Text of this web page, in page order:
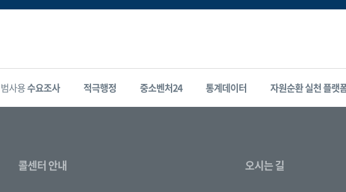
사용수요조사 적극행정 중소벤처24 통계데이터 자원순환 실천 플랫
콜센터 안내 오시는 길